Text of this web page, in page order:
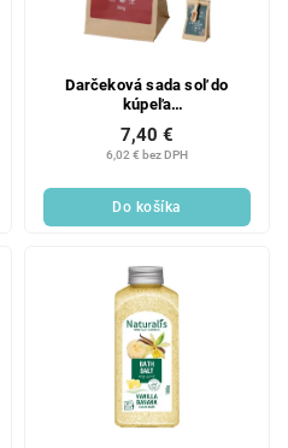
Darčeková sada soľ do
kúpeľa
lyžica mix
6,02 € bez DPH
7,40 €
Do košíka